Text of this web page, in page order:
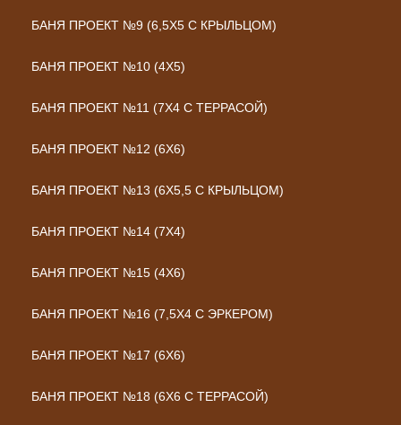
БАНЯ ПРОЕКТ №9 (6,5Х5 С КРЫЛЬЦОМ)
БАНЯ ПРОЕКТ №10 (4Х5)
БАНЯ ПРОЕКТ №11 (7Х4 С ТЕРРАСОЙ)
БАНЯ ПРОЕКТ №12 (6Х6)
БАНЯ ПРОЕКТ №13 (6Х5,5 С КРЫЛЬЦОМ)
БАНЯ ПРОЕКТ №14 (7Х4)
БАНЯ ПРОЕКТ №15 (4Х6)
БАНЯ ПРОЕКТ №16 (7,5Х4 С ЭРКЕРОМ)
БАНЯ ПРОЕКТ №17 (6Х6)
БАНЯ ПРОЕКТ №18 (6Х6 С ТЕРРАСОЙ)